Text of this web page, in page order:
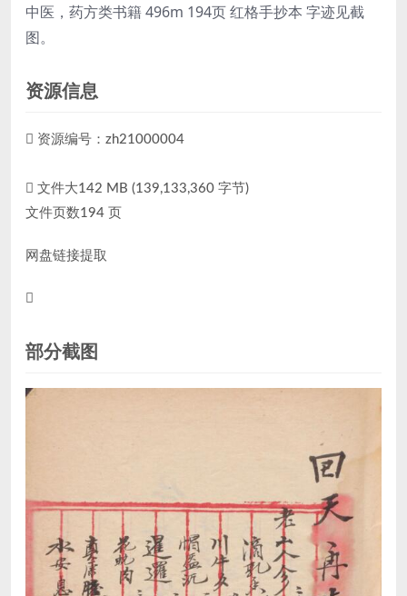
中医，药方类书籍 496m 194页 红格手抄本 字迹见截
图。
资源信息
资源编号：zh21000004
文件大142 MB (139,133,360 字节)
文件页数194 页
网盘链接提取
部分截图